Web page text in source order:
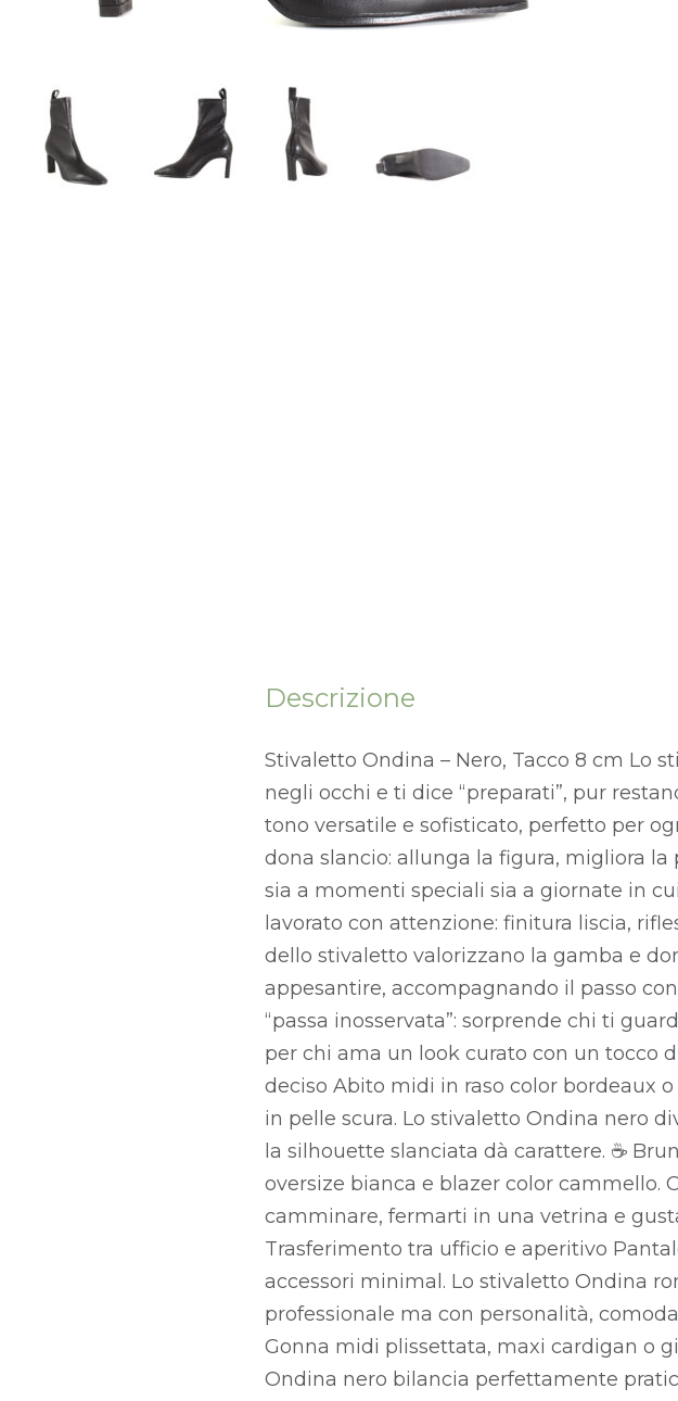
Descrizione
Stivaletto Ondina – Nero, Tacco 8 cm Lo
negli occhi e ti dice “preparati”, pur
tono versatile e sofisticato, perfetto per
dona slancio: allunga la figura, migliora
sia a momenti speciali sia a giornate in
lavorato con attenzione: finitura liscia,
dello stivaletto valorizzano la gamba e
appesantire, accompagnando il passo
“passa inosservata”: sorprende chi ti
per chi ama un look curato con un tocco
deciso Abito midi in raso color bordeaux
in pelle scura. Lo stivaletto Ondina nero
la silhouette slanciata dà carattere. ☕
oversize bianca e blazer color cammello.
camminare, fermarti in una vetrina e
Trasferimento tra ufficio e aperitivo
accessori minimal. Lo stivaletto Ondina
professionale ma con personalità,
Gonna midi plissettata, maxi cardigan o
Ondina nero bilancia perfettamente